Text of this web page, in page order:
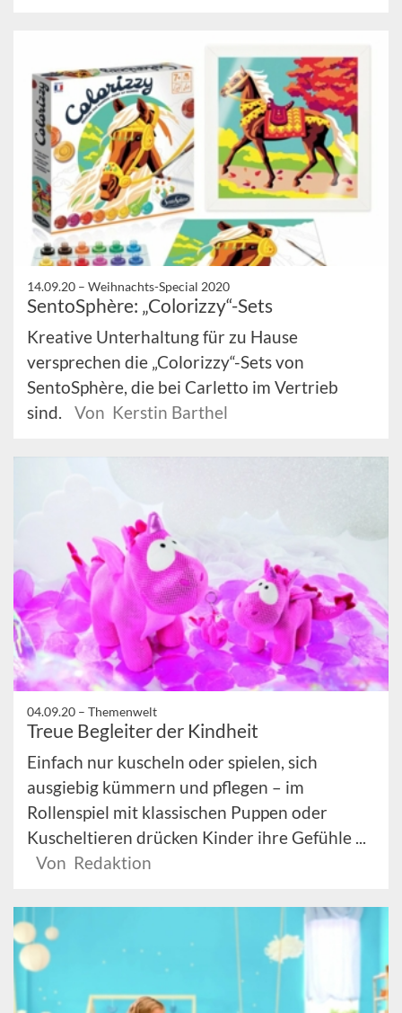
14.09.20 – Weihnachts-Special 2020
SentoSphère: „Colorizzy“-Sets
Kreative Unterhaltung für zu Hause
versprechen die „Colorizzy“-Sets von
SentoSphère, die bei Carletto im Vertrieb
sind.
Von Kerstin Barthel
04.09.20 – Themenwelt
Treue Begleiter der Kindheit
Einfach nur kuscheln oder spielen, sich
ausgiebig kümmern und pflegen – im
Rollenspiel mit klassischen Puppen oder
Kuscheltieren drücken Kinder ihre Gefühle ...
Von Redaktion